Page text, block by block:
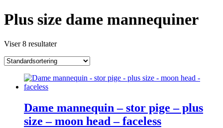
Plus size dame mannequiner
Viser 8 resultater
Dame mannequin – stor pige – plus
size – moon head – faceless